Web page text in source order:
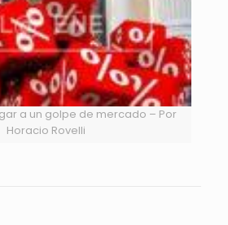
a un golpe de mercado – Por
Horacio Rovelli